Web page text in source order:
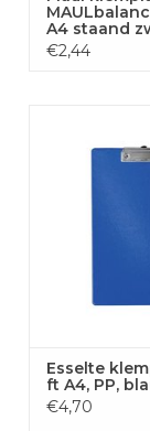
A4 staand
€2,44
Esselte
ft A4, PP,
€4,70